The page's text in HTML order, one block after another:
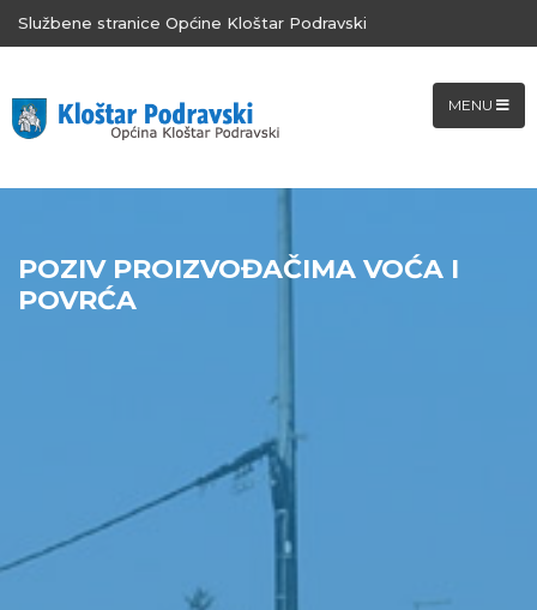
Službene stranice Općine Kloštar Podravski
MENU
POZIV PROIZVOĐAČIMA VOĆA I
POVRĆA